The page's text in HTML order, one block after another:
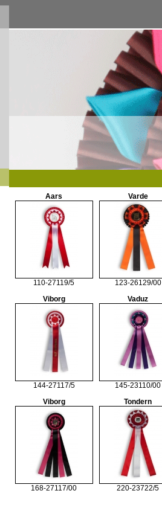
Aars
110-27119/5
Varde
123-26129/00
Viborg
144-27117/5
Vaduz
145-23110/00
Viborg
168-27117/00
Tondern
220-23722/5